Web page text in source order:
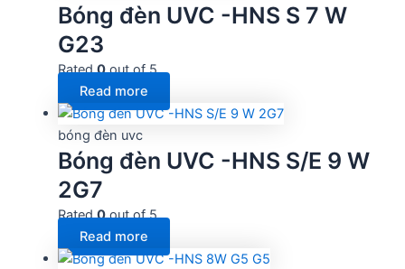
Bóng đèn UVC -HNS S 7 W
G23
Rated0out of 5
Read more
bóng đèn uvc
Bóng đèn UVC -HNS S/E 9 W
2G7
Rated0out of 5
Read more